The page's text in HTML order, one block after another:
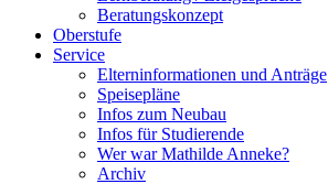
Beratungskonzept
Oberstufe
Service
Elterninformationen und Anträge
Speisepläne
Infos zum Neubau
Infos für Studierende
Wer war Mathilde Anneke?
Archiv